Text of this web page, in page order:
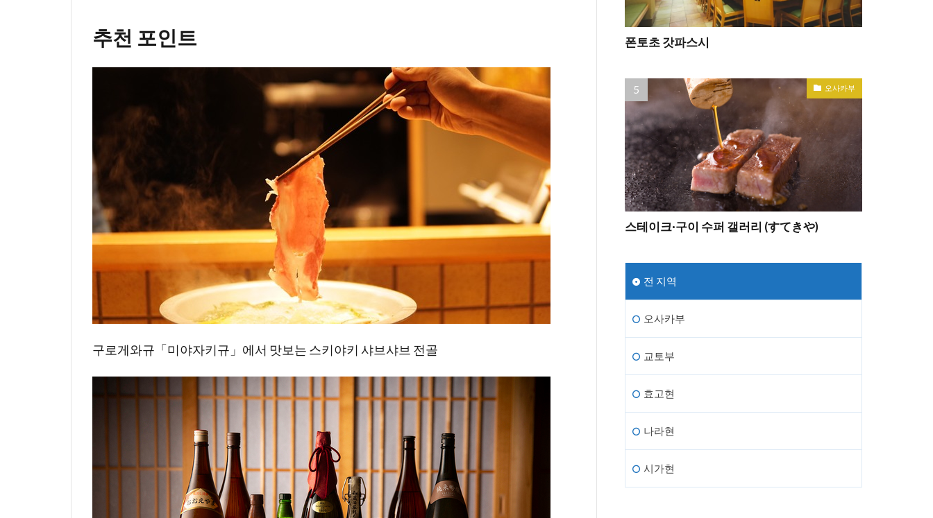
추천 포인트
구로게와규「미야자키규」에서 맛보는 스키야키 샤브샤브 전골
폰토초 갓파스시
오사카부
스테이크·구이 수퍼 갤러리 (すてきや)
전 지역
오사카부
교토부
효고현
나라현
시가현